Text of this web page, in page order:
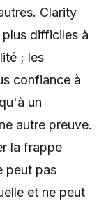
Clarity
difficiles à
; les
confiance à
un
autre preuve.
la frappe
peut pas
et ne peut